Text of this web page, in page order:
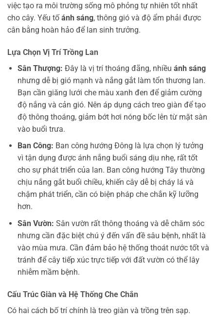
việc tạo ra môi trường sống mô phỏng tự nhiên tốt nhất
cho cây. Yếu tốánh sáng, thông gió và độ ẩm phải được
cân bằng hoàn hảo để lan sinh trưởng.
Lựa Chọn Vị Trí Trồng Lan
Sân Thượng: Đây là vị trí thoáng đãng, nhiều ánh sáng
nhưng dễ bị gió mạnh và nắng gắt làm tổn thương lan.
Bạn cần giăng lưới che màu xanh đen để giảm cường
độ nắng và cản gió. Nên áp dụng cách treo giàn để tạo
độ thông thoáng, giảm bớt hơi nóng bốc lên từ mặt sàn
vào buổi trưa.
Ban Công: Ban công hướng Đông là lựa chọn lý tưởng
vì tận dụng được ánh nắng buổi sáng dịu nhẹ, rất tốt
cho sự phát triển của lan. Ban công hướng Tây thường
chịu nắng gắt buổi chiều, khiến cây dễ bị cháy lá và
chậm phát triển, cần có biện pháp che chắn kỹ lưỡng
hơn.
Sân Vườn: Sân vườn rất thông thoáng và dễ chăm sóc
nhưng cần đặc biệt chú ý đến vấn đề sâu bệnh, nhất là
vào mùa mưa. Cần đảm bảo hệ thống thoát nước tốt và
tránh để cây tiếp xúc trực tiếp với đất vườn có thể lây
nhiễm mầm bệnh.
Cấu Trúc Giàn và Hệ Thống Che Chắn
Có hai cách bố trí chính là treo giàn và trồng trên sạp.